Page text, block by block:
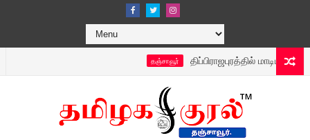
தஞ்சாவூர் திப்பிராஜபுரத்தில் மாடிமணி